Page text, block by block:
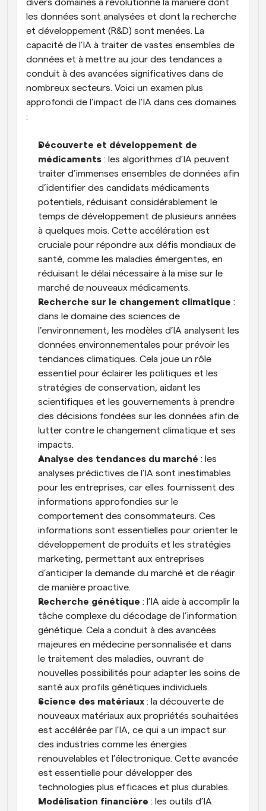
divers domaines a révolutionné la manière dont
les données sont analysées et dont la recherche
et développement (R&D) sont menées. La
capacité de l’IA à traiter de vastes ensembles de
données et à mettre au jour des tendances a
conduit à des avancées significatives dans de
nombreux secteurs. Voici un examen plus
approfondi de l’impact de l’IA dans ces domaines
:
Découverte et développement de
médicaments : les algorithmes d’IA peuvent
traiter d’immenses ensembles de données afin
d’identifier des candidats médicaments
potentiels, réduisant considérablement le
temps de développement de plusieurs années
à quelques mois. Cette accélération est
cruciale pour répondre aux défis mondiaux de
santé, comme les maladies émergentes, en
réduisant le délai nécessaire à la mise sur le
marché de nouveaux médicaments.
Recherche sur le changement climatique :
dans le domaine des sciences de
l’environnement, les modèles d’IA analysent les
données environnementales pour prévoir les
tendances climatiques. Cela joue un rôle
essentiel pour éclairer les politiques et les
stratégies de conservation, aidant les
scientifiques et les gouvernements à prendre
des décisions fondées sur les données afin de
lutter contre le changement climatique et ses
impacts.
Analyse des tendances du marché : les
analyses prédictives de l’IA sont inestimables
pour les entreprises, car elles fournissent des
informations approfondies sur le
comportement des consommateurs. Ces
informations sont essentielles pour orienter le
développement de produits et les stratégies
marketing, permettant aux entreprises
d’anticiper la demande du marché et de réagir
de manière proactive.
Recherche génétique : l’IA aide à accomplir la
tâche complexe du décodage de l’information
génétique. Cela a conduit à des avancées
majeures en médecine personnalisée et dans
le traitement des maladies, ouvrant de
nouvelles possibilités pour adapter les soins de
santé aux profils génétiques individuels.
Science des matériaux : la découverte de
nouveaux matériaux aux propriétés souhaitées
est accélérée par l’IA, ce qui a un impact sur
des industries comme les énergies
renouvelables et l’électronique. Cette avancée
est essentielle pour développer des
technologies plus efficaces et plus durables.
Modélisation financière : les outils d’IA